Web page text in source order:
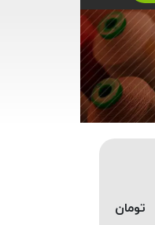
تومان